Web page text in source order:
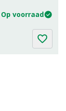
Op voorraad